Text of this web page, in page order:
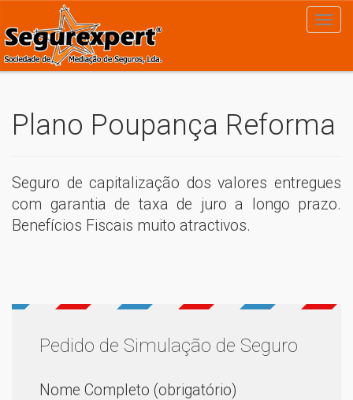
Plano Poupança Reforma
Seguro de capitalização dos valores entregues
com garantia de taxa de juro a longo prazo.
Benefícios Fiscais muito atractivos.
Pedido de Simulação de Seguro
Nome Completo (obrigatório)